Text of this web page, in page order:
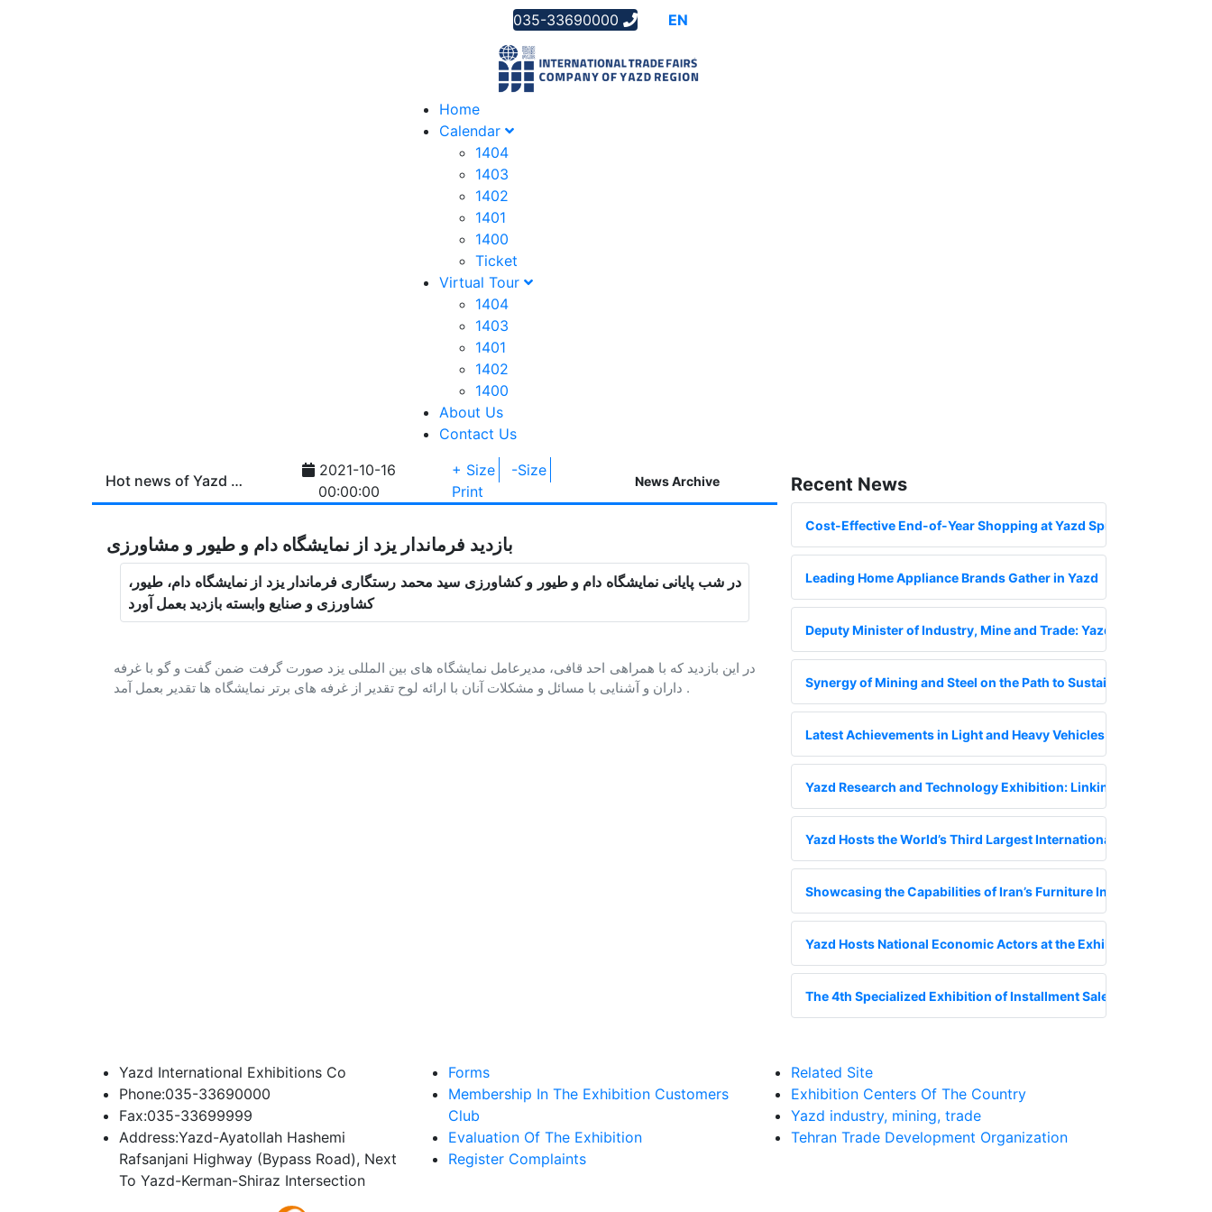
035-33690000 EN
Home
Calendar
1404
1403
1402
1401
1400
Ticket
Virtual Tour
1404
1403
1401
1402
1400
About Us
Contact Us
Hot news of Yazd province
2021-10-16
00:00:00
+ Size
-Size
Print
News Archive
بازدید فرماندار یزد از نمایشگاه دام و طیور و مشاورزی
در شب پایانی نمایشگاه دام و طیور و کشاورزی سید محمد رستگاری فرماندار یزد از نمایشگاه دام، طیور،
کشاورزی و صنایع وابسته بازدید بعمل آورد
در این بازدید که با همراهی احد قافی، مدیرعامل نمایشگاه های بین المللی یزد صورت گرفت ضمن گفت و گو با غرفه
داران و آشنایی با مسائل و مشکلات آنان با ارائه لوح تقدیر از غرفه های برتر نمایشگاه ها تقدیر بعمل آمد .
Recent News
Cost-Effective End-of-Year Shopping at Yazd Spring Sale
Leading Home Appliance Brands Gather in Yazd
Deputy Minister of Industry, Mine and Trade: Yazd Mining
Synergy of Mining and Steel on the Path to Sustainable
Latest Achievements in Light and Heavy Vehicles at Yazd
Yazd Research and Technology Exhibition: Linking Knowledge,
Yazd Hosts the World’s Third Largest International Ceramic Tile
Showcasing the Capabilities of Iran’s Furniture Industry in Yazd
Yazd Hosts National Economic Actors at the Exhibition on
The 4th Specialized Exhibition of Installment Sales of Goods; A
Yazd International Exhibitions Co
Phone:035-33690000
Fax:035-33699999
Address:Yazd-Ayatollah Hashemi
Rafsanjani Highway (Bypass Road), Next
To Yazd-Kerman-Shiraz Intersection
Forms
Membership In The Exhibition Customers
Club
Evaluation Of The Exhibition
Register Complaints
Related Site
Exhibition Centers Of The Country
Yazd industry, mining, trade
Tehran Trade Development Organization